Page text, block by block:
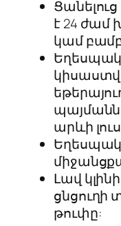
է 24 ժամ
կամ
պայմանն
արևի
Լավ
ցնցուղի
թուփը: